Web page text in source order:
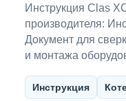
Инструкция Clas
производителя:
Документ для
и монтажа
Инструкция